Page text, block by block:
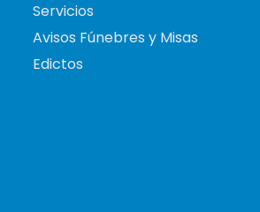
Servicios
Avisos Fúnebres y Misas
Edictos